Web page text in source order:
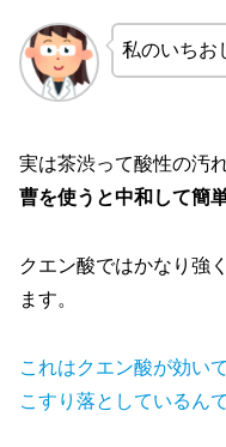
私のいちお
実は茶渋って酸性の汚
曹を使うと中和して簡
クエン酸ではかなり強
ます。
これはクエン酸が効いて
こすり落としているん